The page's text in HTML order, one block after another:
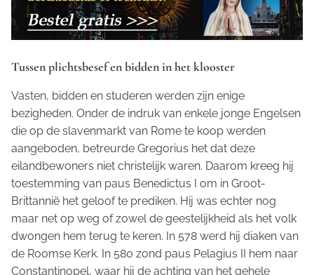
Tussen plichtsbesef en bidden in het klooster
Vasten, bidden en studeren werden zijn enige
bezigheden. Onder de indruk van enkele jonge Engelsen
die op de slavenmarkt van Rome te koop werden
aangeboden, betreurde Gregorius het dat deze
eilandbewoners niet christelijk waren. Daarom kreeg hij
toestemming van paus Benedictus I om in Groot-
Brittannië het geloof te prediken. Hij was echter nog
maar net op weg of zowel de geestelijkheid als het volk
dwongen hem terug te keren. In 578 werd hij diaken van
de Roomse Kerk. In 580 zond paus Pelagius II hem naar
Constantinopel, waar hij de achting van het gehele